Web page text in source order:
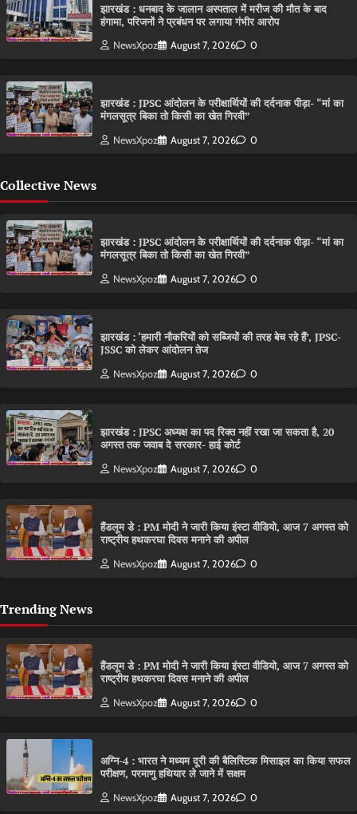
झारखंड : धनबाद के जालान अस्पताल में मरीज की मौत के बाद
हंगामा, परिजनों ने प्रबंधन पर लगाया गंभीर आरोप
NewsXpoz August 7, 2026 0
झारखंड : JPSC आंदोलन के परीक्षार्थियों की दर्दनाक पीड़ा- “मां का
मंगलसूत्र बिका तो किसी का खेत गिरवी”
NewsXpoz August 7, 2026 0
Collective News
झारखंड : JPSC आंदोलन के परीक्षार्थियों की दर्दनाक पीड़ा- “मां का
मंगलसूत्र बिका तो किसी का खेत गिरवी”
NewsXpoz August 7, 2026 0
झारखंड : ‘हमारी नौकरियों को सब्जियों की तरह बेच रहे हैं’, JPSC-
JSSC को लेकर आंदोलन तेज
NewsXpoz August 7, 2026 0
झारखंड : JPSC अध्यक्ष का पद रिक्त नहीं रखा जा सकता है, 20
अगस्त तक जवाब दे सरकार- हाई कोर्ट
NewsXpoz August 7, 2026 0
हैंडलूम डे : PM मोदी ने जारी किया इंस्टा वीडियो, आज 7 अगस्त को
राष्ट्रीय हथकरघा दिवस मनाने की अपील
NewsXpoz August 7, 2026 0
Trending News
हैंडलूम डे : PM मोदी ने जारी किया इंस्टा वीडियो, आज 7 अगस्त को
राष्ट्रीय हथकरघा दिवस मनाने की अपील
NewsXpoz August 7, 2026 0
अग्नि-4 : भारत ने मध्यम दूरी की बैलिस्टिक मिसाइल का किया सफल
परीक्षण, परमाणु हथियार ले जाने में सक्षम
NewsXpoz August 7, 2026 0